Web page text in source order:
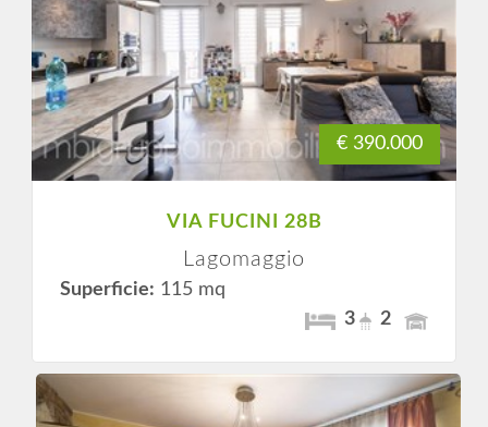
€ 390.000
VIA FUCINI 28B
Lagomaggio
Superficie: 115 mq
3
2